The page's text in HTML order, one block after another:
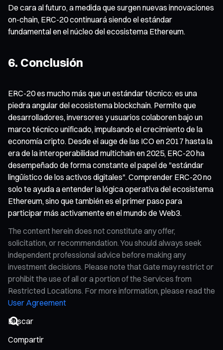
De cara al futuro, a medida que surgen nuevas innovaciones
on-chain, ERC-20 continuará siendo el estándar
fundamental en el núcleo del ecosistema Ethereum.
6. Conclusión
ERC-20 es mucho más que un estándar técnico: es una
piedra angular del ecosistema blockchain. Permite que
desarrolladores, inversores y usuarios colaboren bajo un
marco técnico unificado, impulsando el crecimiento de la
economía cripto. Desde el auge de las ICO en 2017 hasta la
era de la interoperabilidad multichain en 2025, ERC-20 ha
desempeñado de forma constante el papel de "estándar
lingüístico de los activos digitales". Comprender ERC-20 no
solo te ayuda a entender la lógica operativa del ecosistema
Ethereum, sino que también es el primer paso para
participar más activamente en el mundo de Web3.
The content herein does not constitute any offer,
solicitation, or recommendation. You should always seek
independent professional advice before making any
investment decisions. Please note that Gate may restrict or
prohibit the use of all or a portion of the Services from
Restricted Locations. For more information, please read the
User Agreement
Compartir